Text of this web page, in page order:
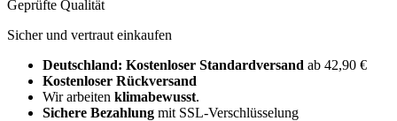
Geprüfte Qualität
Sicher und vertraut einkaufen
Deutschland: Kostenloser Standardversand ab 42,90 €
Kostenloser Rückversand
Wir arbeiten klimabewusst.
Sichere Bezahlung mit SSL-Verschlüsselung